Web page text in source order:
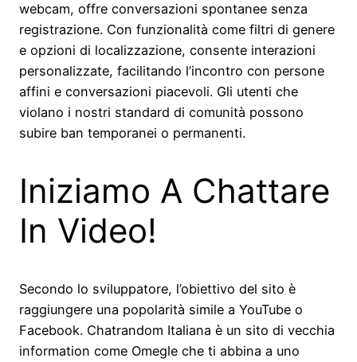
webcam, offre conversazioni spontanee senza
registrazione. Con funzionalità come filtri di genere
e opzioni di localizzazione, consente interazioni
personalizzate, facilitando l’incontro con persone
affini e conversazioni piacevoli. Gli utenti che
violano i nostri standard di comunità possono
subire ban temporanei o permanenti.
Iniziamo A Chattare
In Video!
Secondo lo sviluppatore, l’obiettivo del sito è
raggiungere una popolarità simile a YouTube o
Facebook. Chatrandom Italiana è un sito di vecchia
information come Omegle che ti abbina a uno